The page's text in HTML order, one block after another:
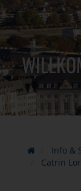
Info &
Catrin